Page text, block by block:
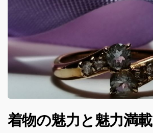
着物の魅力と魅力満載